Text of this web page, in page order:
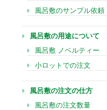
風呂敷のサンプル依頼
風呂敷の用途について
風呂敷 ノベルティー
小ロットでの注文
風呂敷の注文の仕方
風呂敷の注文数量